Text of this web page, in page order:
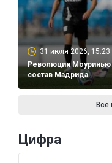
31 июля 2026, 15:23
Революция Моуринью
состав Мадрида
Все
Цифра